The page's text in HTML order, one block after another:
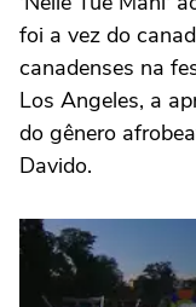
foi a vez do
canadenses na
Los Angeles, a
do gênero
Davido.